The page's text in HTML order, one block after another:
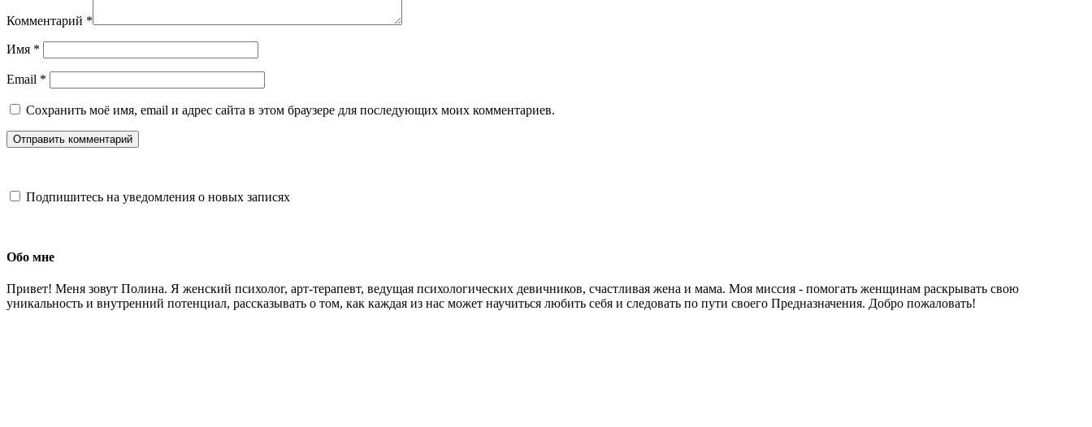
Комментарий *
Имя *
Email *
Сохранить моё имя, email и адрес сайта в этом браузере для последующих моих комментариев.
Подпишитесь на уведомления о новых записях
Обо мне
Привет! Меня зовут Полина. Я женский психолог, арт-терапевт, ведущая психологических девичников, счастливая жена и мама. Моя миссия - помогать женщинам раскрывать свою
уникальность и внутренний потенциал, рассказывать о том, как каждая из нас может научиться любить себя и следовать по пути своего Предназначения. Добро пожаловать!